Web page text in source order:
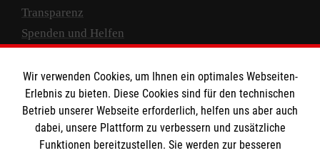
Transparenz
Spenden und Helfen
Empfänger: Malteser Hilfsdienst e.V.
IBAN: DE10 3706 0120 1201 2000 12
BIC: GENODED 1PA7
Wir verwenden Cookies, um Ihnen ein optimales Webseiten-
Erlebnis zu bieten. Diese Cookies sind für den technischen
Betrieb unserer Webseite erforderlich, helfen uns aber auch
dabei, unsere Plattform zu verbessern und zusätzliche
Funktionen bereitzustellen. Sie werden zur besseren